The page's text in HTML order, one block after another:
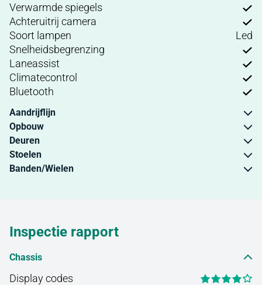
Verwarmde spiegels
Achteruitrij camera
Soort lampen
Led
Snelheidsbegrenzing
Laneassist
Climatecontrol
Bluetooth
Aandrijflijn
Opbouw
Deuren
Stoelen
Banden/Wielen
Inspectie rapport
Chassis
Display codes